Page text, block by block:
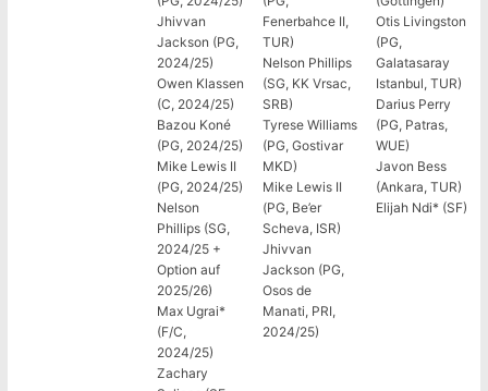
Jhivvan
Jackson (PG,
2024/25)
Owen Klassen
(C, 2024/25)
Bazou Koné
(PG, 2024/25)
Mike Lewis II
(PG, 2024/25)
Nelson
Phillips (SG,
2024/25 +
Option auf
2025/26)
Max Ugrai*
(F/C,
2024/25)
Zachary
Fenerbahce II,
TUR)
Nelson Phillips
(SG, KK Vrsac,
SRB)
Tyrese Williams
(PG, Gostivar
MKD)
Mike Lewis II
(PG, Be’er
Scheva, ISR)
Jhivvan
Jackson (PG,
Osos de
Manati, PRI,
2024/25)
Otis Livingston
(PG,
Galatasaray
Istanbul, TUR)
Darius Perry
(PG, Patras,
WUE)
Javon Bess
(Ankara, TUR)
Elijah Ndi* (SF)